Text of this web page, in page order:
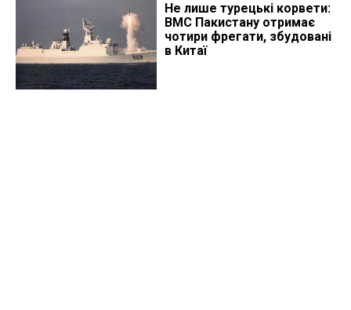
Не лише турецькі корвети:
ВМС Пакистану отримає
чотири фрегати, збудовані
в Китаї